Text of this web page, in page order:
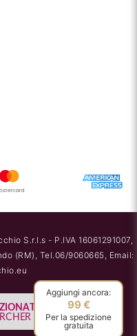
Aggiungi ancora:
99 €
Per la spedizione
gratuita
S.r.l.s - P.IVA 16061291007,
(RM), Tel.06/9060665, Email: